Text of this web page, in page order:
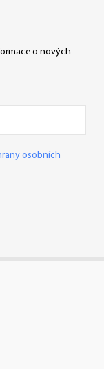
o nových
osobních